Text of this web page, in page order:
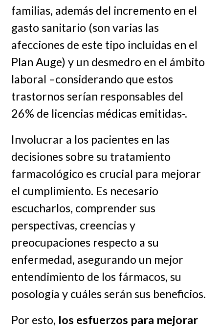
familias, además del incremento en el
gasto sanitario (son varias las
afecciones de este tipo incluidas en el
Plan Auge) y un desmedro en el ámbito
laboral –considerando que estos
trastornos serían responsables del
26% de licencias médicas emitidas-.
Involucrar a los pacientes en las
decisiones sobre su tratamiento
farmacológico es crucial para mejorar
el cumplimiento. Es necesario
escucharlos, comprender sus
perspectivas, creencias y
preocupaciones respecto a su
enfermedad, asegurando un mejor
entendimiento de los fármacos, su
posología y cuáles serán sus beneficios.
Por esto, los esfuerzos para mejorar